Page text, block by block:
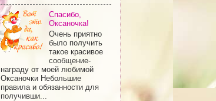
Спасибо,
Оксаночка!
Очень приятно
было получить
такое красивое
сообщение-
награду от моей любимой
Оксаночки Небольшие
правила и обязанности для
получивши...